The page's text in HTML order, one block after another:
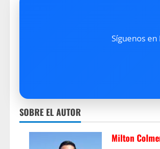
Síguenos
SOBRE EL AUTOR
Milton